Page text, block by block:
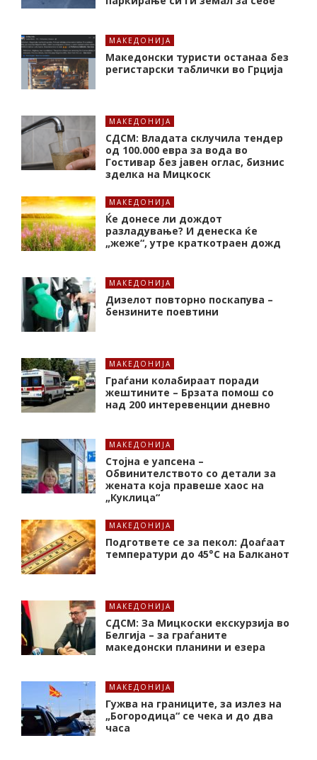
МАКЕДОНИЈА
Македонски туристи останаа без
регистарски таблички во Грција
МАКЕДОНИЈА
СДСМ: Владата склучила тендер
од 100.000 евра за вода во
Гостивар без јавен оглас, бизнис
зделка на Мицкоск
МАКЕДОНИЈА
Ќе донесе ли дождот
разладување? И денеска ќе
„жеже“, утре краткотраен дожд
МАКЕДОНИЈА
Дизелот повторно поскапува –
бензините поевтини
МАКЕДОНИЈА
Граѓани колабираат поради
жештините – Брзата помош со
над 200 интеревенции дневно
МАКЕДОНИЈА
Стојна е уапсена –
Обвинителството со детали за
жената која правеше хаос на
„Куклица“
МАКЕДОНИЈА
Подгответе се за пекол: Доаѓаат
температури до 45°C на Балканот
МАКЕДОНИЈА
СДСМ: За Мицкоски екскурзија во
Белгија – за граѓаните
македонски планини и езера
МАКЕДОНИЈА
Гужва на границите, за излез на
„Богородица“ се чека и до два
часа